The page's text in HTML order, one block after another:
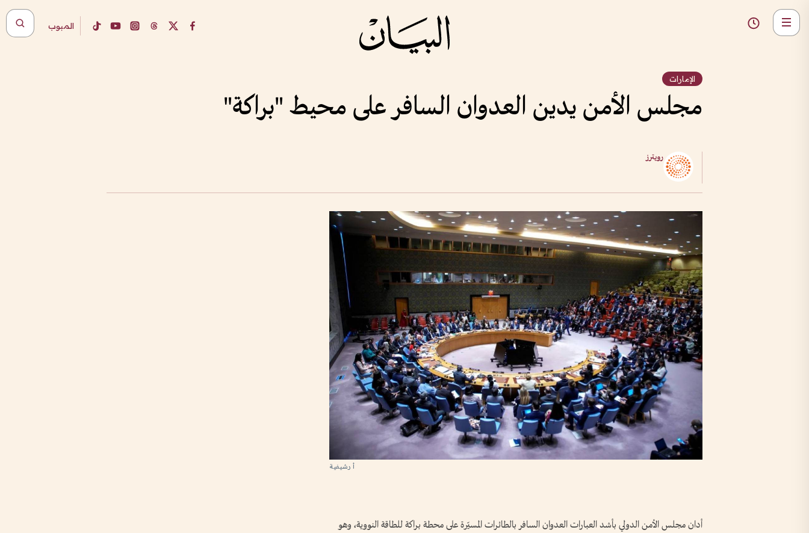
المبوب
الإمارات
مجلس الأمن يدين العدوان السافر على محيط "براكة"
رويترز
أ رشيفية
أدان مجلس الأمن الدولي بأشد العبارات العدوان السافر بالطائرات المسيّرة على محطة براكة للطاقة النووية، وهو